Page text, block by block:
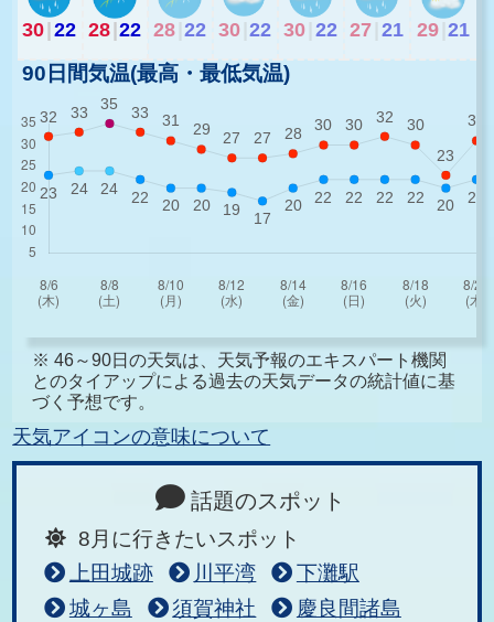
30|22 28|22 28 22 30 22 30 22 27 21 29 21
90日間気温(最高・最低気温)
※ 46～90日の天気は、天気予報のエキスパート機関
とのタイアップによる過去の天気データの統計値に基
づく予想です。
天気アイコンの意味について
話題のスポット
8月に行きたいスポット
上田城跡
川平湾
下灘駅
城ヶ島
須賀神社
慶良間諸島